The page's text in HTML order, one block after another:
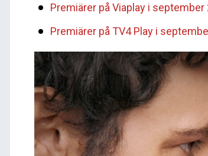
Premiärer på Viaplay i september
Premiärer på TV4 Play i